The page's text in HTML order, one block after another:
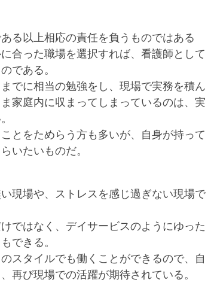
る以上相応の責任を負うものではある
合った職場を選択すれば、看護師として
である。
でに相当の勉強をし、現場で実務を積ん
家庭内に収まってしまっているのは、実
とをためらう方も多いが、自身が持って
いたいものだ。
現場や、ストレスを感じ過ぎない現場で
ではなく、デイサービスのようにゆった
できる。
スタイルでも働くことができるので、自
再び現場での活躍が期待されている。